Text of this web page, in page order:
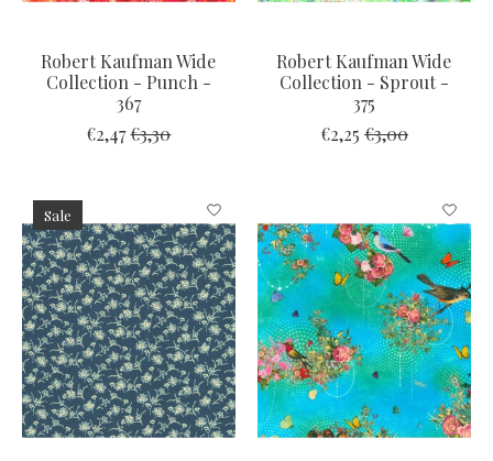
Robert Kaufman Wide
Collection - Punch -
367
€2,47€3,30
Robert Kaufman Wide
Collection - Sprout -
375
€2,25 €3,00
Sale